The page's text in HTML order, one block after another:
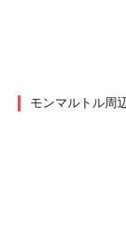
モンマルトル